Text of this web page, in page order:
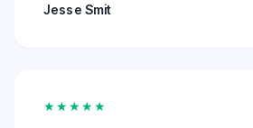
Jesse Smit
★★★★★